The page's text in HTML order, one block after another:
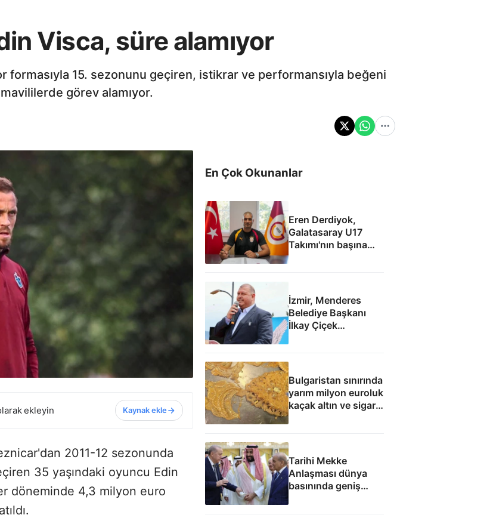
Visca, süre alamıyor
15. sezonunu geçiren, istikrar ve performansıyla beğeni
görev alamıyor.
ekleyin Kaynak ekle
2011-12 sezonunda
35 yaşındaki oyuncu Edin
döneminde 4,3 milyon euro
En Çok Okunanlar
Eren Derdiyok,
Galatasaray U17
Takımı'nın başına
geçti
İzmir, Menderes
Belediye Başkanı
İlkay Çiçek
Bulgaristan sınırında
yarım milyon euroluk
kaçak altın ve sigara
yakalandı
Tarihi Mekke
Anlaşması dünya
basınında geniş
yankı uyandırdı